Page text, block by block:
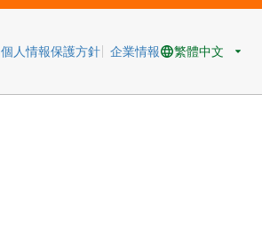
個人情報保護方針 企業情報 繁體中文